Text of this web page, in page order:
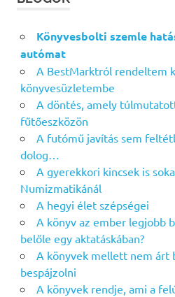
Könyvesbolti szemle
autómat
A BestMarktról rendeltem
könyvesüzletembe
A döntés, amely
fűtőeszközön
A futómű javítás sem
dolog…
A gyerekkori kincsek is
Numizmatikánál
A hegyi élet szépségei
A könyv az ember legjobb
belőle egy aktatáskában?
A könyvek mellett nem árt
bespájzolni
A könyvek rendje, ami a